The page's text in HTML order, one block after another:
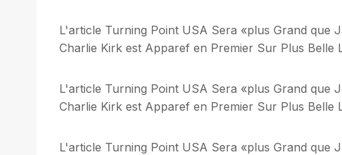
L'article Turning Point USA Sera «plus Grand que
Charlie Kirk est Apparef en Premier Sur Plus Belle
L'article Turning Point USA Sera «plus Grand que
Charlie Kirk est Apparef en Premier Sur Plus Belle
L'article Turning Point USA Sera «plus Grand que